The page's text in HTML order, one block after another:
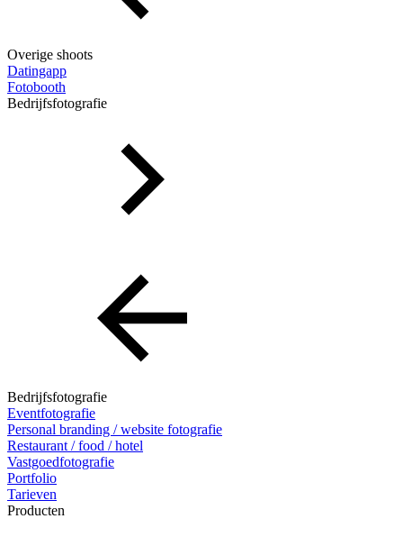
Overige shoots
Datingapp
Fotobooth
Bedrijfsfotografie
Bedrijfsfotografie
Eventfotografie
Personal branding / website fotografie
Restaurant / food / hotel
Vastgoedfotografie
Portfolio
Tarieven
Producten